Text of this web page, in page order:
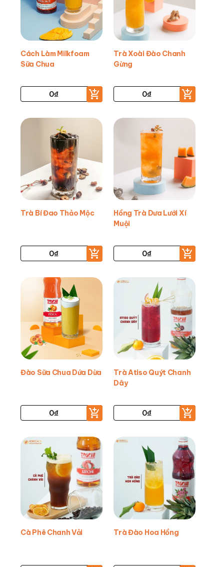
Cách Làm Milkfoam
Sữa Chua
0₫
Trà Xoài Đào Chanh
Gừng
0₫
Trà Bí Đao Thảo Mộc
0₫
Hồng Trà Dưa Lưới Xí
Muội
0₫
Đào Sữa Chua Dứa Dừa
0₫
Trà Atiso Quýt Chanh
Dây
0₫
Cà Phê Chanh Vải Trà Đào Hoa Hồng